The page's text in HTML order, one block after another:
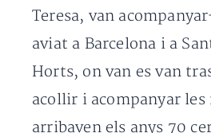
Teresa, van
aviat a Barcelona i a
Horts, on van es van
acollir i acompanyar les
arribaven els anys 70